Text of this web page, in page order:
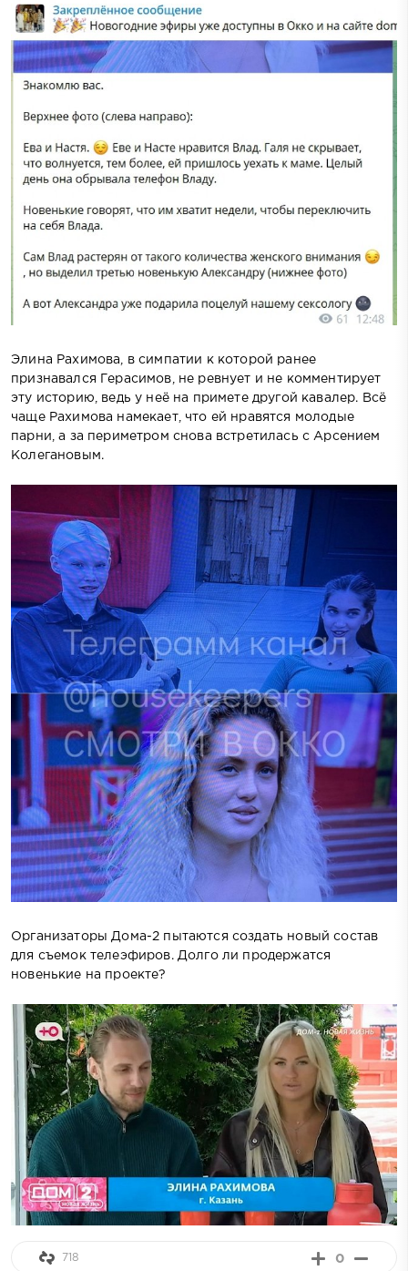
Элина Рахимова, в симпатии к которой ранее
признавался Герасимов, не ревнует и не комментирует
эту историю, ведь у неё на примете другой кавалер. Всё
чаще Рахимова намекает, что ей нравятся молодые
парни, а за периметром снова встретилась с Арсением
Колегановым.
Организаторы Дома-2 пытаются создать новый состав
для съемок телеэфиров. Долго ли продержатся
новенькие на проекте?
0
718